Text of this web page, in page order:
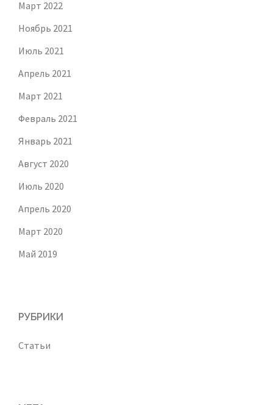
Март 2022
Ноябрь 2021
Июль 2021
Апрель 2021
Март 2021
Февраль 2021
Январь 2021
Август 2020
Июль 2020
Апрель 2020
Март 2020
Май 2019
РУБРИКИ
Статьи